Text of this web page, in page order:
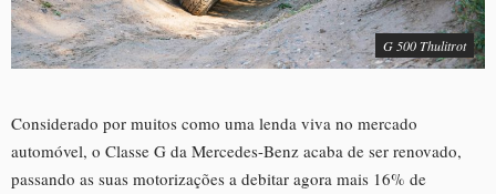
G 500 Thulitrot
Considerado por muitos como uma lenda viva no mercado
automóvel, o Classe G da Mercedes-Benz acaba de ser renovado,
passando as suas motorizações a debitar agora mais 16% de